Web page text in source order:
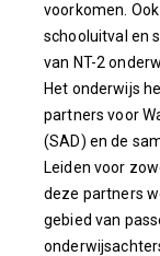
voorkomen.
schooluitval en
van NT-2
Het onderwijs
partners voor
(SAD) en de
Leiden voor
deze partners
gebied van